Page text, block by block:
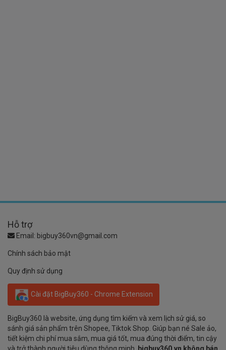
Hỗ trợ
Email: bigbuy360vn@gmail.com
Chính sách bảo mật
Quy định sử dụng
Cài đặt BigBuy360 - Chrome Extension
BigBuy360 là website, ứng dụng tìm kiếm và xem lịch sử giá, so
sánh giá sản phẩm trên Shopee, Tiktok Shop. Giúp bạn né Sale ảo,
tiết kiệm chi phí mua sắm, mua giá tốt, mua đúng thời điểm, tin cậy